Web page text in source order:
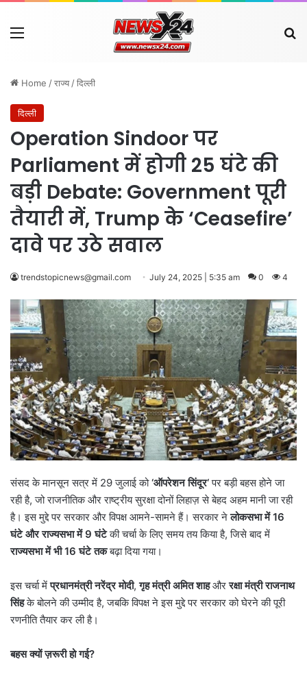
Menu
Home /राज्य /दिल्ली
दिल्ली
Operation Sindoor पर
Parliament में होगी 25 घंटे की
बड़ी Debate: Government पूरी
तैयारी में, Trump के ‘Ceasefire’
दावे पर उठे सवाल
trendstopicnews@gmail.com July 24, 2025 | 5:35 am 0 4
संसद के मानसून सत्र में 29 जुलाई को‘ऑपरेशन सिंदूर‘पर बड़ी बहस होने जा
रही है, जो राजनीतिक और राष्ट्रीय सुरक्षा दोनों लिहाज़ से बेहद अहम मानी जा रही
है। इस मुद्दे पर सरकार और विपक्ष आमने-सामने हैं। सरकार नेलोकसभा में16
घंटे और राज्यसभा में9घंटेकी चर्चा के लिए समय तय किया है, जिसे बाद में
राज्यसभा में भी16घंटे तकबढ़ा दिया गया।
इस चर्चा मेंप्रधानमंत्री नरेंद्र मोदी,गृह मंत्री अमित शाहऔररक्षा मंत्री राजनाथ
सिंहके बोलने की उम्मीद है, जबकि विपक्ष ने इस मुद्दे पर सरकार को घेरने की पूरी
रणनीति तैयार कर ली है।
बहस क्यों ज़रूरी हो गई?